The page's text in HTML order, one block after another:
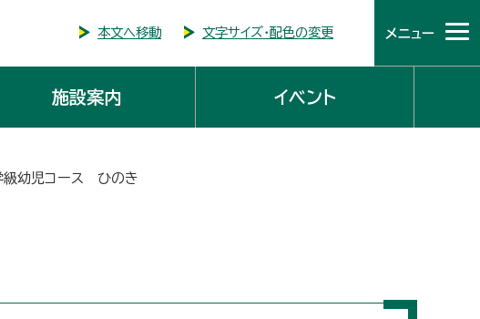
本文へ移動 文字サイズ・配色の変更 メニュー
施設案内 イベント
幼児コース ひのき